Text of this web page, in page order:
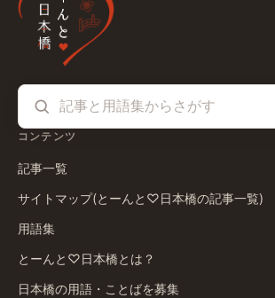
コンテンツ
記事一覧
サイトマップ(とーんと♡日本橋の記事一覧)
用語集
とーんと♡日本橋とは？
日本橋の用語・ことばを募集